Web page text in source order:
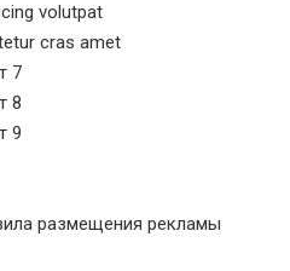
volutpat
cras amet
7
8
9
размещения рекламы